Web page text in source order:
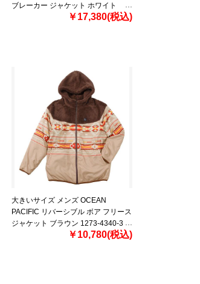
ブレーカー ジャケット ホワイト
1273-4365-1 3L 4L 5L 6L￥17,380(税込)
大きいサイズ メンズ OCEAN
PACIFIC リバーシブル ボア フリース
ジャケット ブラウン 1273-4340-3
￥10,780(税込)